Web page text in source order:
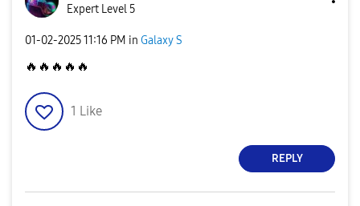
Expert Level 5
‎01-02-202511:16 PM in Galaxy S
🔥 🔥 🔥 🔥 🔥
1 Like
REPLY